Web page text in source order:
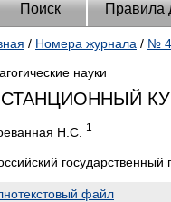
Поиск Правила
/ Номера журнала / №
науки
Н.С. 1
файл